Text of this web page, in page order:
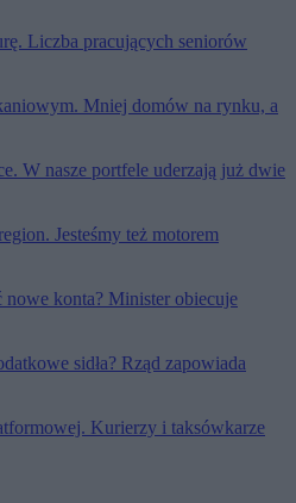
Liczba pracujących seniorów
Mniej domów na rynku, a
W nasze portfele uderzają już dwie
Jesteśmy też motorem
nowe konta? Minister obiecuje
sidła? Rząd zapowiada
Kurierzy i taksówkarze